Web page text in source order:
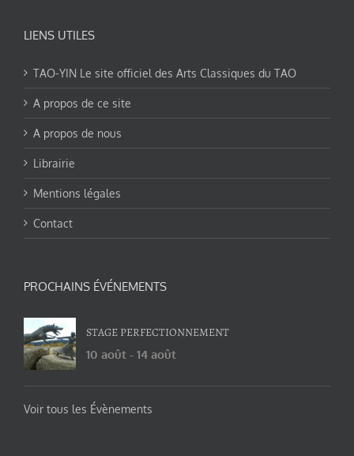
LIENS UTILES
TAO-YIN Le site officiel des Arts Classiques du TAO
A propos de ce site
A propos de nous
Librairie
Mentions légales
Contact
PROCHAINS ÉVÉNEMENTS
STAGE PERFECTIONNEMENT
10 août - 14 août
Voir tous les Évènements